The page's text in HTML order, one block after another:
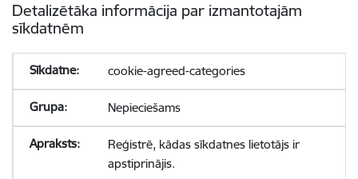
Detalizētāka informācija par izmantotajām
sīkdatnēm
cookie-agreed-categories
Nepieciešams
Reģistrē, kādas sīkdatnes lietotājs ir
apstiprinājis.